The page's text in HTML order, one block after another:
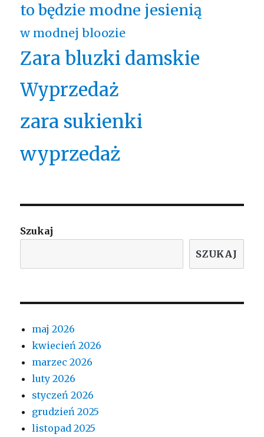
to będzie modne jesienią
w modnej bloozie
Zara bluzki damskie
Wyprzedaż
zara sukienki
wyprzedaż
Szukaj
SZUKAJ
maj 2026
kwiecień 2026
marzec 2026
luty 2026
styczeń 2026
grudzień 2025
listopad 2025